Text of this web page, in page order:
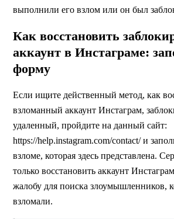
выполнили его взлом или он был
Как восстановить
аккаунт в Инстаграме:
форму
Если ищите действенный метод, как
взломанный аккаунт Инстаграм,
удаленный, пройдите на данный сайт:
https://help.instagram.com/contact/ и
взломе, которая здесь представлена.
только восстановить аккаунт
жалобу для поиска злоумышленников,
взломали.